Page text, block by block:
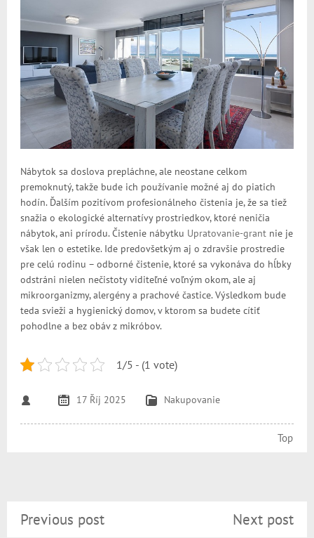
Nábytok sa doslova prepláchne, ale neostane celkom
premoknutý, takže bude ich používanie možné aj do piatich
hodín. Ďalším pozitívom profesionálneho čistenia je, že sa tiež
snažia o ekologické alternatívy prostriedkov, ktoré neničia
nábytok, ani prírodu. Čistenie nábytku Upratovanie-grant nie je
však len o estetike. Ide predovšetkým aj o zdravšie prostredie
pre celú rodinu – odborné čistenie, ktoré sa vykonáva do hĺbky
odstráni nielen nečistoty viditeľné voľným okom, ale aj
mikroorganizmy, alergény a prachové častice. Výsledkom bude
teda svieži a hygienický domov, v ktorom sa budete cítiť
pohodlne a bez obáv z mikróbov.
1/5 - (1 vote)
17 Říj 2025 Nakupovanie
Top
Next post
Previous post